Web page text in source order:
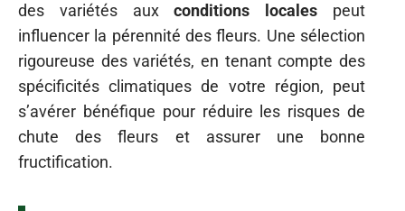
des variétés auxconditions locales peut
influencer la pérennité des fleurs. Une sélection
rigoureuse des variétés, en tenant compte des
spécificités climatiques de votre région, peut
s’avérer bénéfique pour réduire les risques de
chute des fleurs et assurer une bonne
fructification.